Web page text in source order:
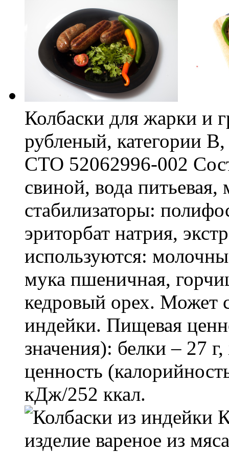
Колбаски для жарки и
рубленый, категории
СТО 52062996-002
свиной, вода
стабилизаторы:
эриторбат натрия,
используются:
мука пшеничная,
кедровый орех.
индейки. Пищевая
значения): белки – 27
ценность
кДж/252 ккал.